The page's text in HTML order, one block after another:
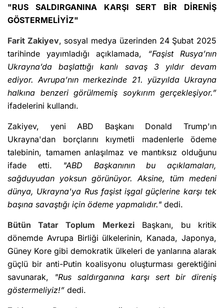
"RUS SALDIRGANINA KARŞI SERT BİR DİRENİŞ
GÖSTERMELİYİZ"
Farit Zakiyev, sosyal medya üzerinden 24 Şubat 2025
tarihinde yayımladığı açıklamada, “Faşist Rusya’nın
Ukrayna’da başlattığı kanlı savaş 3 yıldır devam
ediyor. Avrupa’nın merkezinde 21. yüzyılda Ukrayna
halkına benzeri görülmemiş soykırım gerçekleşiyor.”
ifadelerini kullandı.
Zakiyev, yeni ABD Başkanı Donald Trump'ın
Ukrayna'dan borçlarını kıymetli madenlerle ödeme
talebinin, tamamen anlaşılmaz ve mantıksız olduğunu
ifade etti. "ABD Başkanının bu açıklamaları,
sağduyudan yoksun görünüyor. Aksine, tüm medeni
dünya, Ukrayna'ya Rus faşist işgal güçlerine karşı tek
başına savaştığı için ödeme yapmalıdır." dedi.
Bütün Tatar Toplum MerkeziBaşkanı, bu kritik
dönemde Avrupa Birliği ülkelerinin, Kanada, Japonya,
Güney Kore gibi demokratik ülkeleri de yanlarına alarak
güçlü bir anti-Putin koalisyonu oluşturması gerektiğini
savunarak, "Rus saldırganına karşı sert bir direniş
göstermeliyiz!” dedi.